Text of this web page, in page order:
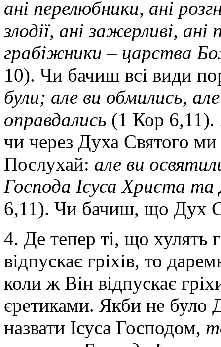
ані перелюбники, ані
злодії, ані зажерливі, ані
грабіжники – царства
10). Чи бачиш всі види
були; але ви обмились,
оправдались (1 Кор
чи через Духа Святого ми
Послухай: але ви
Господа Ісуса Христа
6,11). Чи бачиш, що Дух
4. Де тепер ті, що хулять
відпускає гріхів, то
коли ж Він відпускає
єретиками. Якби не було
назвати Ісуса Господом,